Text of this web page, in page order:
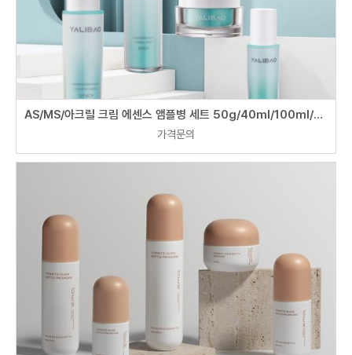
AS/MS/아크릴 크림 에센스 앰플병 세트 50g/40ml/100ml/120ml
가격문의